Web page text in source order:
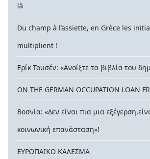
là
Du champ à l’assiette, en Grèce les
multiplient !
Ερίκ Τουσέν: «Ανοίξτε τα βιβλία του
ON THE GERMAN OCCUPATION LOAN
Βοσνία: «Δεν είναι πια μια
κοινωνική επανάσταση»!
ΕΥΡΩΠΑΙΚΟ ΚΑΛΕΣΜΑ